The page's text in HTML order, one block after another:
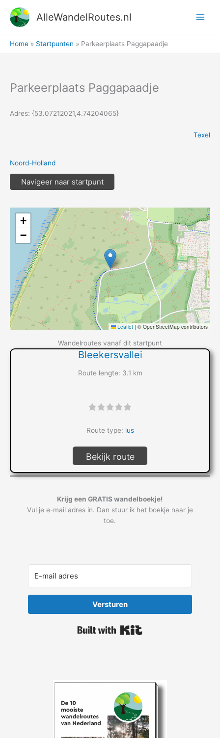
naar
AlleWandelRoutes.nl
Home Startpunten Parkeerplaats Paggapaadje
Parkeerplaats Paggapaadje
Adres: {53.07212021,4.74204065}
Texel
Noord-Holland
Navigeer naar startpunt
+
−
Leaflet | © OpenStreetMap contributors
Wandelroutes vanaf dit startpunt
Bleekersvallei
Route lengte: 3.1 km
Route type: lus
Bekijk route
Krijg een GRATIS wandelboekje!
Vul je e-mail adres in. Dan stuur ik het boekje naar je
toe.
Versturen